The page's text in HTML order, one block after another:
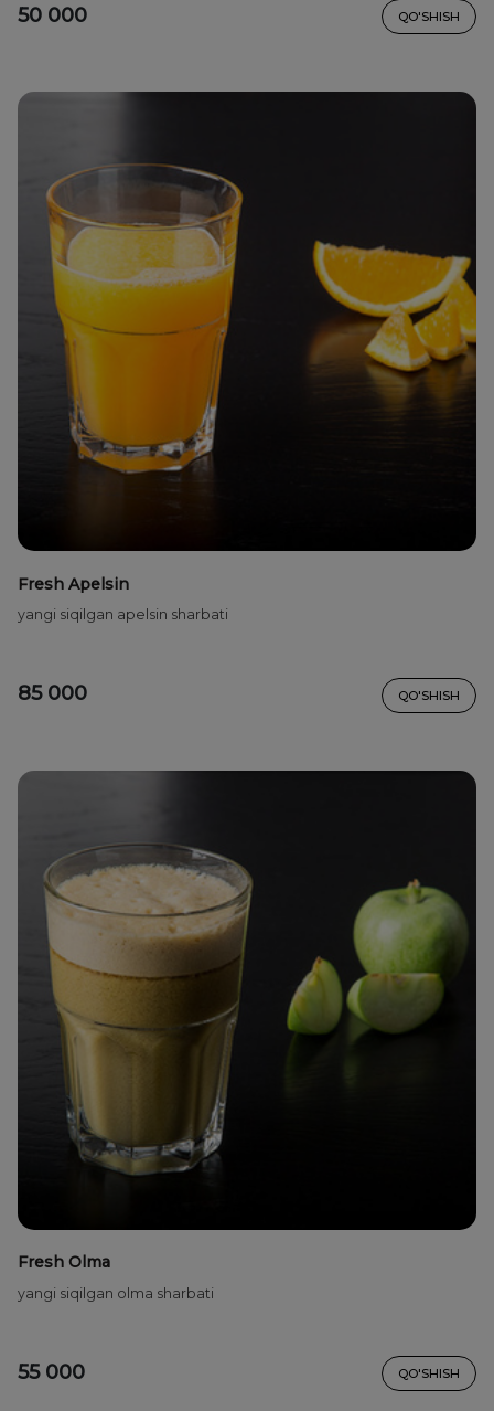
50 000 QO'SHISH
Fresh Apelsin
yangi siqilgan apelsin sharbati
85 000 QO'SHISH
Fresh Olma
yangi siqilgan olma sharbati
55 000 QO'SHISH